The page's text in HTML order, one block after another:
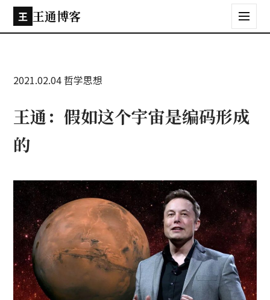
王 王通博客
2021.02.04 哲学思想
王通：假如这个宇宙是编码形成
的